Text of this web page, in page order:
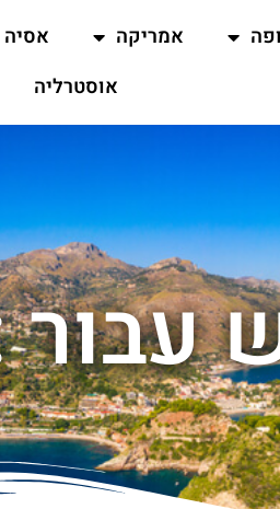
אמריקה אסיה
אוסטרליה
עבור